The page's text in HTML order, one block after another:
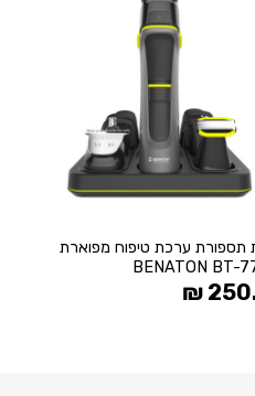
תספורת ערכת טיפוח מפוארת
BENATON BT-
₪